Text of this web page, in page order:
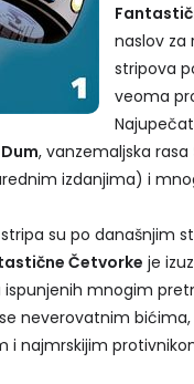
naslov za
stripova
veoma
, vanzemaljska rasa
izdanjima) i
su po današnjim
Četvorke je
mnogim
neverovatnim
i najmrskijim